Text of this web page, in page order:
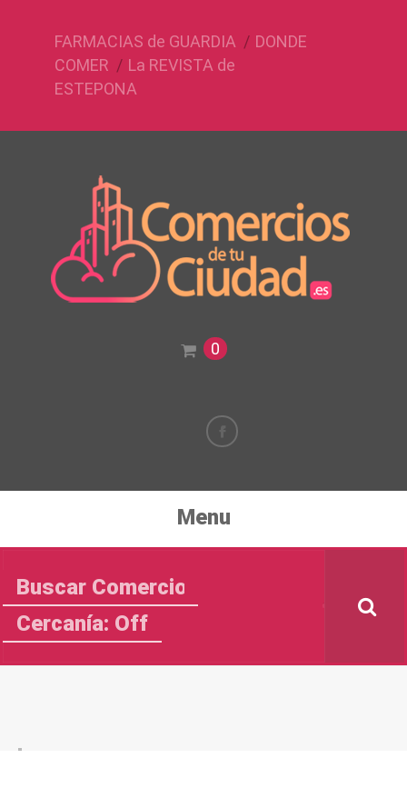
FARMACIAS de GUARDIA
DONDE
COMER
La REVISTA de
ESTEPONA
0
Menu
Cercanía: Off